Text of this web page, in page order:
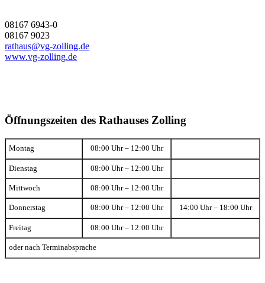
08167 6943-0
08167 9023
rathaus@vg-zolling.de
www.vg-zolling.de
Öffnungszeiten des Rathauses Zolling
Montag 08:00 Uhr – 12:00 Uhr
Dienstag 08:00 Uhr – 12:00 Uhr
Mittwoch 08:00 Uhr – 12:00 Uhr
Donnerstag 08:00 Uhr – 12:00 Uhr 14:00 Uhr – 18:00 Uhr
Freitag 08:00 Uhr – 12:00 Uhr
oder nach Terminabsprache